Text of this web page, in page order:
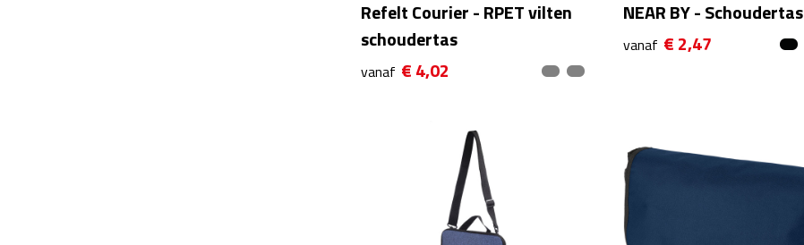
Refelt Courier - RPET vilten
schoudertas
vanaf € 4,02
NEAR BY - Schoudertas
vanaf € 2,47